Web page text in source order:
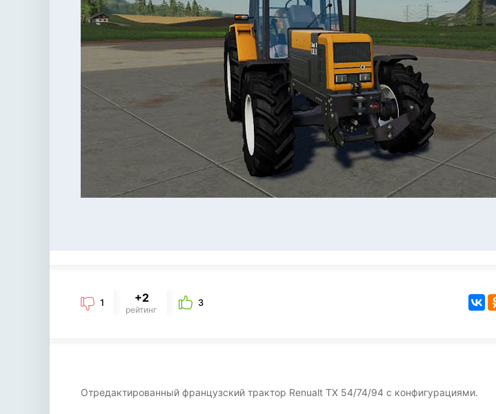
KINGDOM COME:
DELIVERANCE
бродилка
1 +2
рейтинг
3
Отредактированный французский трактор Renualt TX 54/74/94 с конфигурациями.